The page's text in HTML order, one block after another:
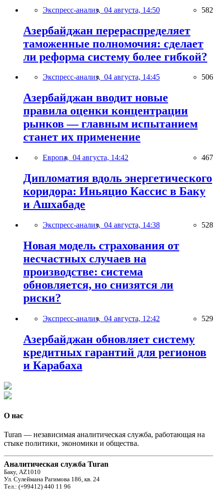
Экспресс-анализ, 04 августа, 14:50 582
Азербайджан перераспределяет
таможенные полномочия: сделает
ли реформа систему более гибкой?
Экспресс-анализ, 04 августа, 14:45 506
Азербайджан вводит новые
правила оценки концентрации
рынков — главным испытанием
станет их применение
Европа, 04 августа, 14:42 467
Дипломатия вдоль энергетического
коридора: Иньяцио Кассис в Баку
и Ашхабаде
Экспресс-анализ, 04 августа, 14:38 528
Новая модель страхования от
несчастных случаев на
производстве: система
обновляется, но снизятся ли
риски?
Экспресс-анализ, 04 августа, 12:42 529
Азербайджан обновляет систему
кредитных гарантий для регионов
и Карабаха
О нас
Turan — независимая аналитическая служба, работающая на
стыке политики, экономики и общества.
Аналитическая служба Turan
Баку, AZ1010
Ул. Сулеймана Рагимова 186, кв. 24
Тел.: (+99412) 440 11 96